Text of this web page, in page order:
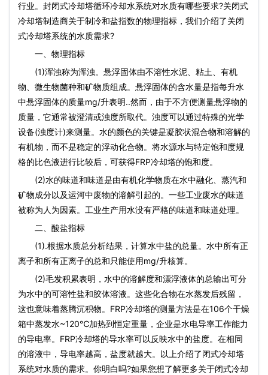
行业。封闭式冷却塔循环冷却水系统对水质有哪些要求?关闭式
冷却塔制造商关于制冷和盐指数的物理指标，我们介绍了关闭
式冷却塔系统的水质需求?
一、物理指标
(1)浑浊称为浑浊。悬浮固体由不溶性水泥、粘土、有机
物、微生物菌种和矿物质组成。悬浮固体的含水量是指每升水
中悬浮固体的质量mg/升表明..然而，由于不方便测量悬浮物的
质量，它通常被澄清或浊度所取代。浊度可以通过特殊的光学
设备(浊度计)来测量。水的颜色的关键是凝胶状混合物和溶解的
有机物，而不是稳定的浮动化合物。将水源水与特定饱和度规
格的比色液进行比较后，可获得FRP冷却塔的饱和度。
(2)水的味道和味道是由有机化学物质在水中融化、蒸汽和
矿物成分以及运河中废物的溶解引起的。一些工业废水的味道
被称为人为因素。工业生产用水没有严格的味道和味道处理。
二、酸盐指标
(1).根据水质总分析结果，计算水中盐的总量。水中所有正
离子和所有正离子的总和只能使用mg/升核算。
(2)毛发积累表明，水中的溶解度和漂浮液体的总输出可分
为水中的可溶性盐和胶体溶液。这些化合物在水蒸发后残留，
这也意味着蒸腾沉积物。FRP冷却塔的测量方法是在106个干燥
箱中蒸发水~120℃加热到恒定重量，企业是水电导率工作能力
的导电率。FRP冷却塔的导水率可以反映水中的盐度。在相同
的溶液中，导电率越高，盐度就越大。以上介绍了闭式冷却塔
系统对水质的需求。你明白吗?如果您想了解更多关于闭式冷却